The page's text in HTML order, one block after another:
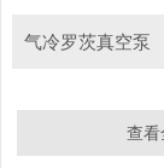
气冷罗茨真空泵
查看